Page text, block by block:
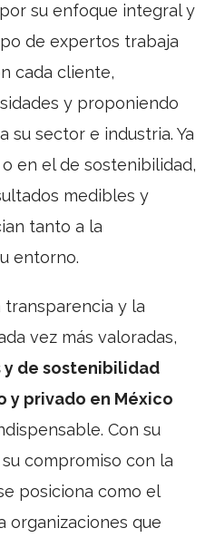
su enfoque integral y
de expertos trabaja
cada cliente,
y proponiendo
su sector e industria. Ya
en el de sostenibilidad,
medibles y
tanto a la
entorno.
transparencia y la
vez más valoradas,
y de sostenibilidad
y privado en México
Con su
compromiso con la
posiciona como el
organizaciones que